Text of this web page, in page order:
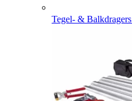
Tegel- & Balkdragers